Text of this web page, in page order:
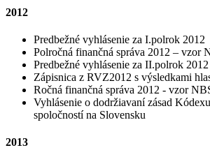
2012
Predbežné vyhlásenie za I.polrok 2012
Polročná finančná správa 2012 – vzor
Predbežné vyhlásenie za II.polrok 2012
Zápisnica z RVZ2012 s výsledkami
Ročná finančná správa 2012 - vzor
Vyhlásenie o dodržiavaní zásad
spoločností na Slovensku
2013